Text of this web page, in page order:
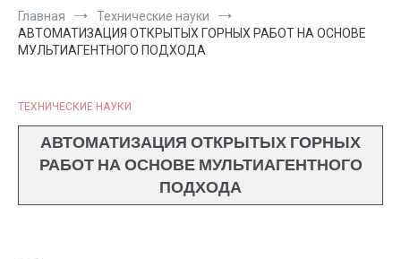
Главная
Технические науки
АВТОМАТИЗАЦИЯ ОТКРЫТЫХ ГОРНЫХ РАБОТ НА ОСНОВЕ
МУЛЬТИАГЕНТНОГО ПОДХОДА
ТЕХНИЧЕСКИЕ НАУКИ
АВТОМАТИЗАЦИЯ ОТКРЫТЫХ ГОРНЫХ
РАБОТ НА ОСНОВЕ МУЛЬТИАГЕНТНОГО
ПОДХОДА